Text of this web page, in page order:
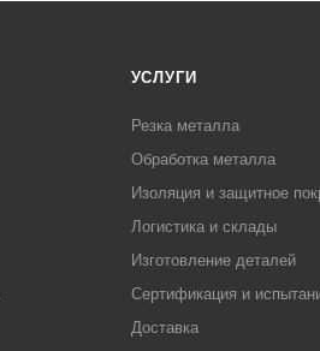
УСЛУГИ
Резка металла
Обработка металла
Изоляция и защитное
Логистика и склады
Изготовление деталей
Сертификация и
Доставка